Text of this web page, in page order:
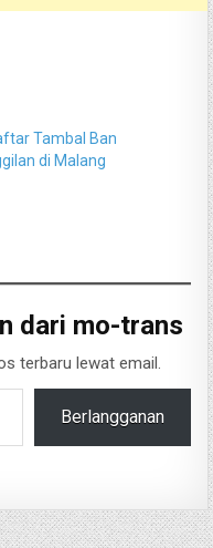
Tambal Ban
di Malang
dari mo-trans
terbaru lewat email.
Berlangganan